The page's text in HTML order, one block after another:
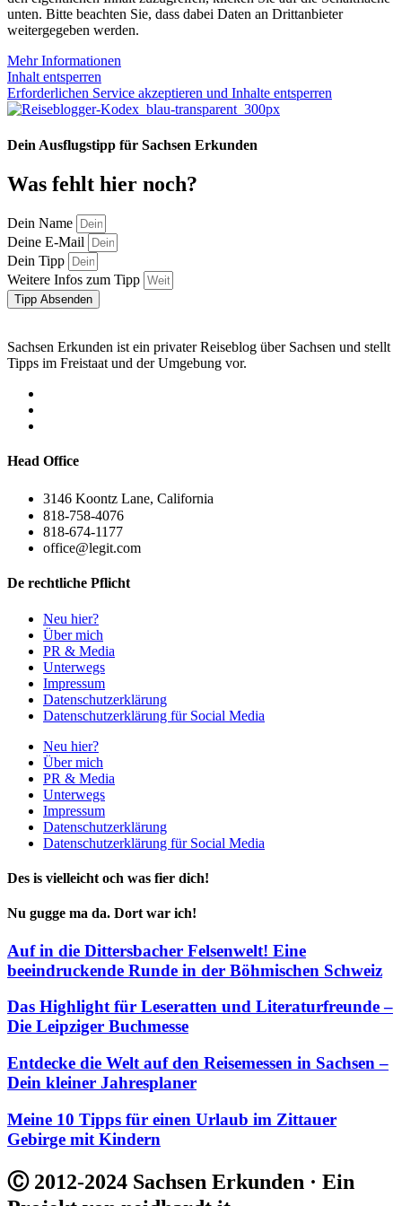
unten. Bitte beachten Sie, dass dabei Daten an Drittanbieter
weitergegeben werden.
Mehr Informationen
Inhalt entsperren
Erforderlichen Service akzeptieren und Inhalte entsperren
Dein Ausflugstipp für Sachsen Erkunden
Was fehlt hier noch?
Dein Name
Deine E-Mail
Dein Tipp
Weitere Infos zum Tipp
Tipp Absenden
Sachsen Erkunden ist ein privater Reiseblog über Sachsen und stellt
Tipps im Freistaat und der Umgebung vor.
Head Office
3146 Koontz Lane, California
818-758-4076
818-674-1177
office@legit.com
De rechtliche Pflicht
Neu hier?
Über mich
PR & Media
Unterwegs
Impressum
Datenschutzerklärung
Datenschutzerklärung für Social Media
Neu hier?
Über mich
PR & Media
Unterwegs
Impressum
Datenschutzerklärung
Datenschutzerklärung für Social Media
Des is vielleicht och was fier dich!
Nu gugge ma da. Dort war ich!
Auf in die Dittersbacher Felsenwelt! Eine
beeindruckende Runde in der Böhmischen Schweiz
Das Highlight für Leseratten und Literaturfreunde –
Die Leipziger Buchmesse
Entdecke die Welt auf den Reisemessen in Sachsen –
Dein kleiner Jahresplaner
Meine 10 Tipps für einen Urlaub im Zittauer
Gebirge mit Kindern
Ⓒ 2012-2024 Sachsen Erkunden · Ein